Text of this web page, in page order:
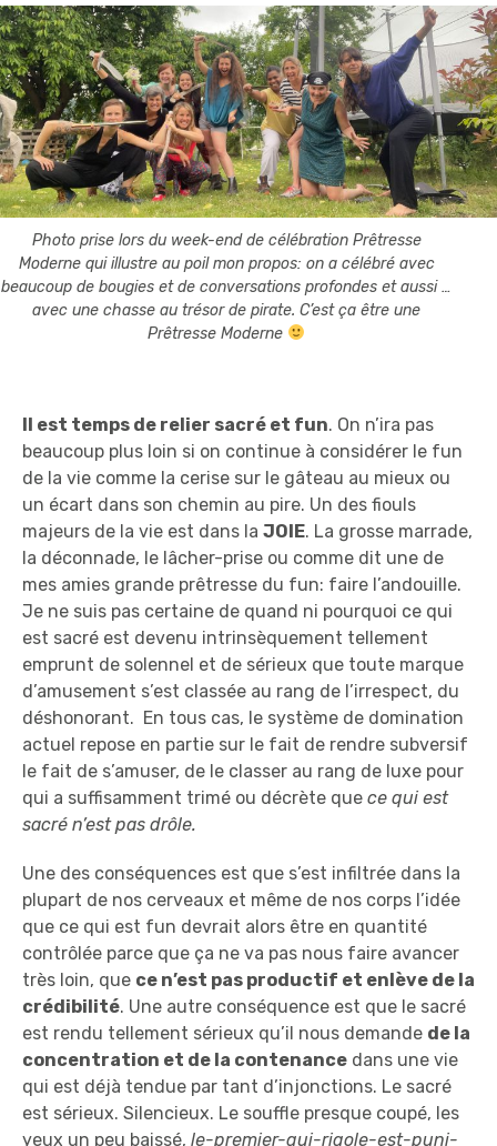
Photo prise lors du week-end de célébration Prêtresse
Moderne qui illustre au poil mon propos: on a célébré avec
beaucoup de bougies et de conversations profondes et aussi …
avec une chasse au trésor de pirate. C’est ça être une
Prêtresse Moderne
Il est temps de relier sacré et fun. On n’ira pas
beaucoup plus loin si on continue à considérer le fun
de la vie comme la cerise sur le gâteau au mieux ou
un écart dans son chemin au pire. Un des fiouls
majeurs de la vie est dans la JOIE. La grosse marrade,
la déconnade, le lâcher-prise ou comme dit une de
mes amies grande prêtresse du fun: faire l’andouille.
Je ne suis pas certaine de quand ni pourquoi ce qui
est sacré est devenu intrinsèquement tellement
emprunt de solennel et de sérieux que toute marque
d’amusement s’est classée au rang de l’irrespect, du
déshonorant. En tous cas, le système de domination
actuel repose en partie sur le fait de rendre subversif
le fait de s’amuser, de le classer au rang de luxe pour
qui a suffisamment trimé ou décrète que ce qui est
sacré n’est pas drôle.
Une des conséquences est que s’est infiltrée dans la
plupart de nos cerveaux et même de nos corps l’idée
que ce qui est fun devrait alors être en quantité
contrôlée parce que ça ne va pas nous faire avancer
très loin, que ce n’est pas productif et enlève de la
crédibilité. Une autre conséquence est que le sacré
est rendu tellement sérieux qu’il nous demande de la
concentration et de la contenance dans une vie
qui est déjà tendue par tant d’injonctions. Le sacré
est sérieux. Silencieux. Le souffle presque coupé, les
yeux un peu baissé, le-premier-qui-rigole-est-puni-